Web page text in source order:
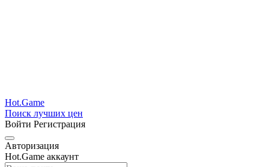
Hot.Game
Поиск лучших цен
Войти Регистрация
Авторизация
Hot.Game аккаунт